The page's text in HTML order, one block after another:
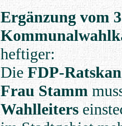
Ergänzung vom
heftiger:
DieFDP-
Frau Stamm
Wahlleiters